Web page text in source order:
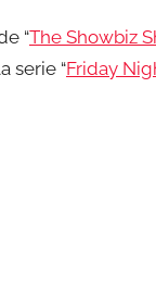
“The Showbiz
serie “Friday